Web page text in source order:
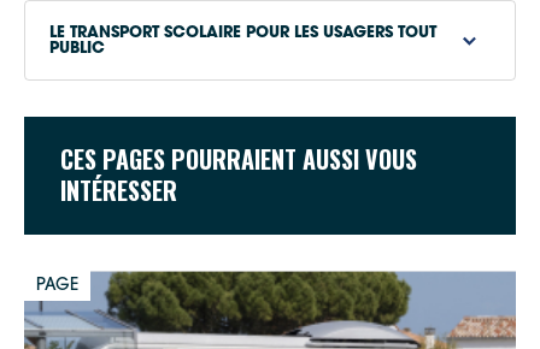
CES PAGES POURRAIENT AUSSI VOUS
INTÉRESSER
PAGE
aide financière au transport scolaire
LE TRANSPORT SCOLAIRE POUR LES USAGERS TOUT
PUBLIC
accessibles au grand public sous
détention d’un titre de transport valide
formulaire de contact